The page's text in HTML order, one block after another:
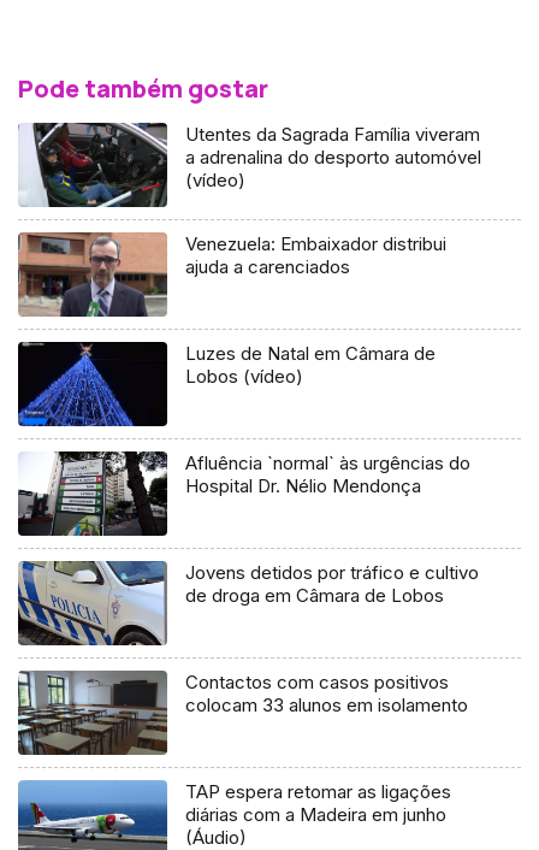
Pode também gostar
Utentes da Sagrada Família viveram
a adrenalina do desporto automóvel
(vídeo)
Venezuela: Embaixador distribui
ajuda a carenciados
Luzes de Natal em Câmara de
Lobos (vídeo)
Afluência `normal` às urgências do
Hospital Dr. Nélio Mendonça
Jovens detidos por tráfico e cultivo
de droga em Câmara de Lobos
Contactos com casos positivos
colocam 33 alunos em isolamento
TAP espera retomar as ligações
diárias com a Madeira em junho
(Áudio)